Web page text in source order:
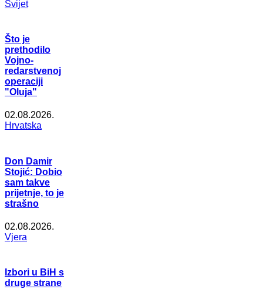
Svijet
Što je
prethodilo
Vojno-
redarstvenoj
operaciji
"Oluja"
02.08.2026.
Hrvatska
Don Damir
Stojić: Dobio
sam takve
prijetnje, to je
strašno
02.08.2026.
Vjera
Izbori u BiH s
druge strane